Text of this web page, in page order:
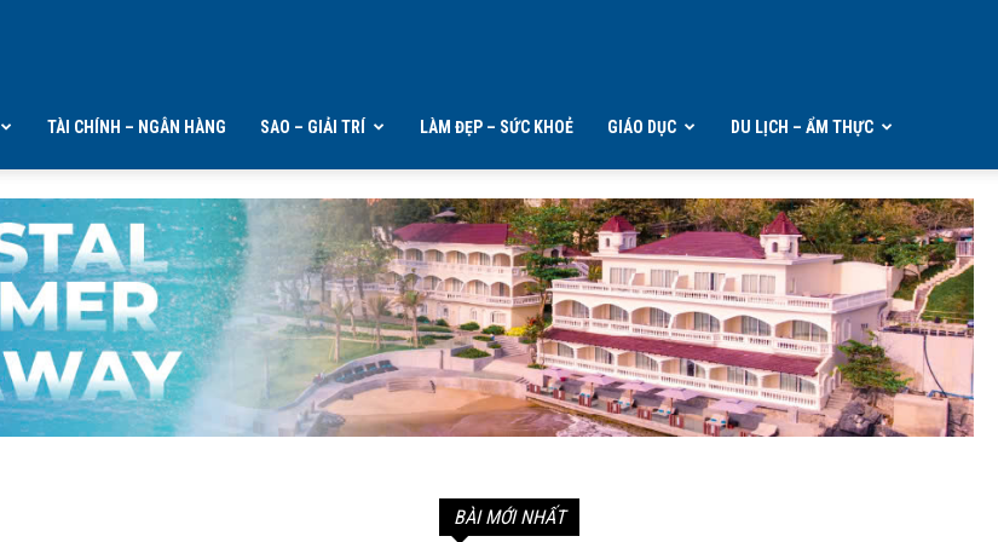
TÀI CHÍNH – NGÂN HÀNG SAO – GIẢI TRÍ LÀM ĐẸP – SỨC KHOẺ GIÁO DỤC DU LỊCH – ẨM THỰC
BÀI MỚI NHẤT